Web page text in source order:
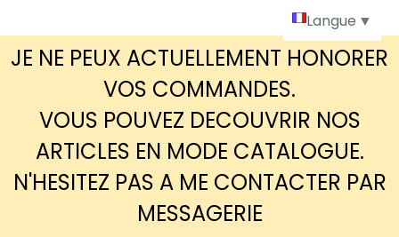
JE NE PEUX ACTUELLEMENT HONORER
VOS COMMANDES.
VOUS POUVEZ DECOUVRIR NOS
ARTICLES EN MODE CATALOGUE.
N'HESITEZ PAS A ME CONTACTER PAR
MESSAGERIE
Langue ▼